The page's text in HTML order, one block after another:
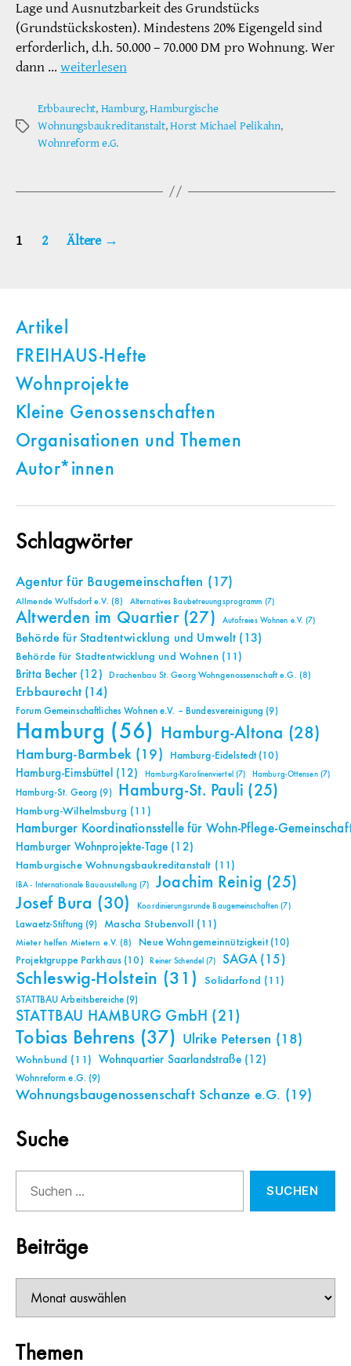
Lage und Ausnutzbarkeit des Grundstücks
(Grundstückskosten). Mindestens 20% Eigengeld sind
erforderlich, d.h. 50.000 – 70.000 DM pro Wohnung. Wer
dann … weiterlesen
Schlagwörter
Erbbaurecht, Hamburg,Hamburgische
Wohnungsbaukreditanstalt,Horst Michael Pelikahn,
Wohnreform e.G.
Seitennummerierung
1 2 Ältere →
Artikel
FREIHAUS-Hefte
Wohnprojekte
Kleine Genossenschaften
Organisationen und Themen
Autor*innen
Schlagwörter
Agentur für Baugemeinschaften (17)
Allmende Wulfsdorf e.V. (8) Alternatives Baubetreuungsprogramm (7)
Altwerden im Quartier(27) Autofreies Wohnen e.V. (7)
Behörde für Stadtentwicklung und Umwelt (13)
Behörde für Stadtentwicklung und Wohnen(11)
Britta Becher(12) Drachenbau St. Georg Wohngenossenschaft e.G. (8)
Erbbaurecht(14)
Forum Gemeinschaftliches Wohnen e.V. – Bundesvereinigung (9)
Hamburg (56) Hamburg-Altona (28)
Hamburg-Barmbek (19) Hamburg-Eidelstedt(10)
Hamburg-Eimsbüttel (12) Hamburg-Karolinenviertel (7) Hamburg-Ottensen(7)
Hamburg-St. Georg (9) Hamburg-St. Pauli (25)
Hamburg-Wilhelmsburg (11)
Hamburger Koordinationsstelle für Wohn-Pflege-
Hamburger Wohnprojekte-Tage (12)
Hamburgische Wohnungsbaukreditanstalt (11)
IBA - Internationale Bauausstellung (7) Joachim Reinig (25)
Josef Bura (30) Koordinierungsrunde Baugemeinschaften (7)
Lawaetz-Stiftung (9) Mascha Stubenvoll (11)
Mieter helfen Mietern e.V. (8) Neue Wohngemeinnützigkeit(10)
Projektgruppe Parkhaus (10) Reiner Schendel (7) SAGA(15)
Schleswig-Holstein (31) Solidarfond (11)
STATTBAU Arbeitsbereiche (9)
STATTBAU HAMBURG GmbH (21)
Tobias Behrens (37) Ulrike Petersen (18)
Wohnbund (11) Wohnquartier Saarlandstraße(12)
Wohnreform e.G.(9)
Wohnungsbaugenossenschaft Schanze e.G. (19)
Suche
nach:
Beiträge
Themen